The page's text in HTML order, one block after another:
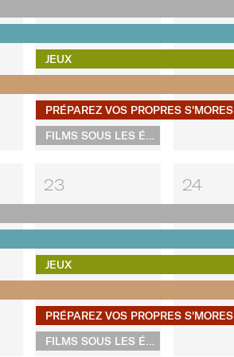
JEUX
PRÉPAREZ VOS PROPRES S'MORES
23
JEUX
PRÉPAREZ VOS PROPRES S'MORES
24